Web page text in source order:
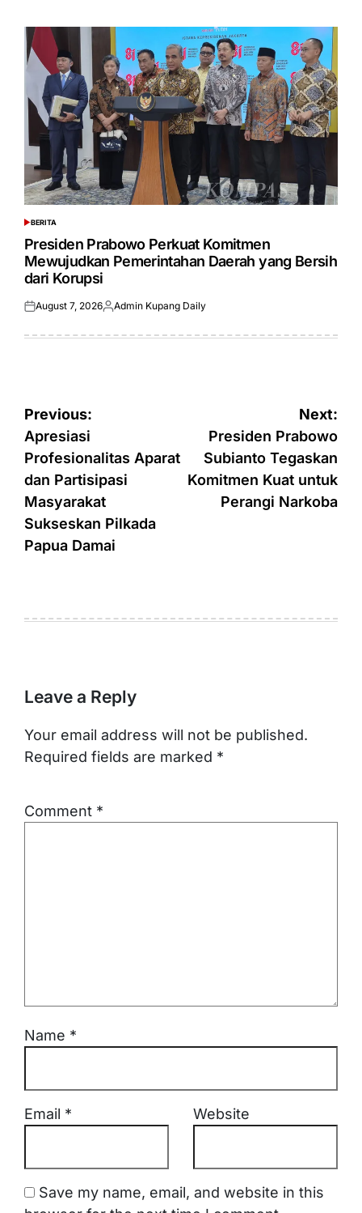
POSTED
IN
BERITA
Presiden Prabowo Perkuat Komitmen
Mewujudkan Pemerintahan Daerah yang Bersih
dari Korupsi
Posted
August 7, 2026Posted
Admin Kupang Daily
Post
navigation
Previous:
Apresiasi
Profesionalitas Aparat
dan Partisipasi
Masyarakat
Sukseskan Pilkada
Papua Damai
Next:
Presiden Prabowo
Subianto Tegaskan
Komitmen Kuat untuk
Perangi Narkoba
Leave a Reply
Your email address will not be published.
Required fields are marked *
Comment *
Name *
Email * Website
Save my name, email, and website in this